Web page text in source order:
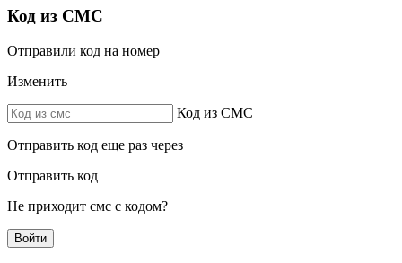
Код из СМС
Отправили код на номер
Изменить
Код из СМС
Отправить код еще раз через
Отправить код
Не приходит смс с кодом?
Войти